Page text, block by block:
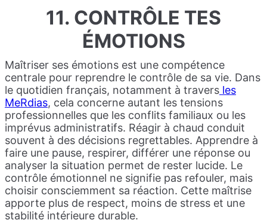
11. CONTRÔLE TES
ÉMOTIONS
Maîtriser ses émotions est une compétence
centrale pour reprendre le contrôle de sa vie. Dans
le quotidien français, notamment à travers les
MeRdias, cela concerne autant les tensions
professionnelles que les conflits familiaux ou les
imprévus administratifs. Réagir à chaud conduit
souvent à des décisions regrettables. Apprendre à
faire une pause, respirer, différer une réponse ou
analyser la situation permet de rester lucide. Le
contrôle émotionnel ne signifie pas refouler, mais
choisir consciemment sa réaction. Cette maîtrise
apporte plus de respect, moins de stress et une
stabilité intérieure durable.